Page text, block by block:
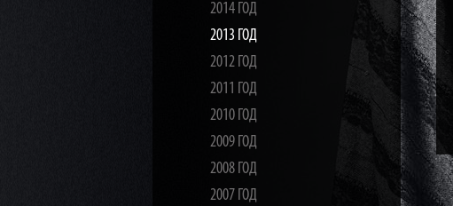
2014 ГОД
2013 ГОД
2012 ГОД
2011 ГОД
2010 ГОД
2009 ГОД
2008 ГОД
2007 ГОД